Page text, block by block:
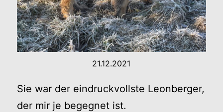
21.12.2021
Sie war der eindruckvollste Leonberger,
der mir je begegnet ist.